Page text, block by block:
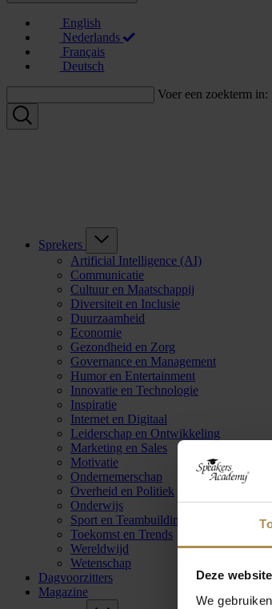
Deze
We
English
Nederlands
Français
Deutsch
Voer een zoekterm in:
Sprekers
Artificial Intelligence (AI)
Communicatie
Cultuur en Maatschappij
Diversiteit en Inclusie
Duurzaamheid
Economie
Gezondheid en Zorg
Governance en Management
Humor en Entertainment
Innovatie en Technologie
Inspiratie
Internet en Digitaal
Leiderschap en Ontwikkeling
Marketing en Sales
Motivatie
Ondernemerschap
Overheid en Politiek
Onderwijs
Sport en Teambuilding
Toekomst en Trends
Wereldwijd
Wetenschap
Dagvoorzitters
Magazine